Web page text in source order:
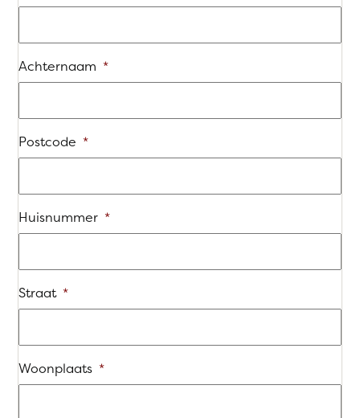
Achternaam *
Postcode *
Huisnummer *
Straat *
Woonplaats *